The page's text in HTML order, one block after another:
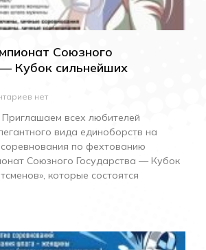
Союзного
Кубок сильнейших
нет
всех любителей
вида единоборств на
по фехтованию
Союзного Государства — Кубок
которые состоятся